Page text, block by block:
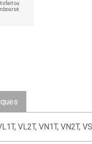
ou
VL2T, VN1T, VN2T,